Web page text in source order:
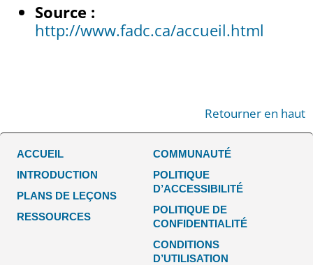
Source :
http://www.fadc.ca/accueil.html
Retourner en haut
ACCUEIL
INTRODUCTION
PLANS DE LEÇONS
RESSOURCES
COMMUNAUTÉ
POLITIQUE
D’ACCESSIBILITÉ
POLITIQUE DE
CONFIDENTIALITÉ
CONDITIONS
D’UTILISATION